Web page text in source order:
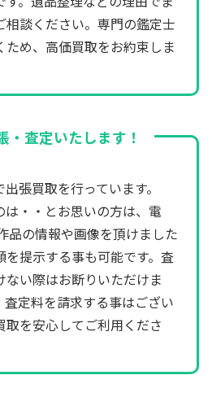
談ください。専門の鑑定士
め、高価買取をお約束しま
・査定いたします！
張買取を行っています。
は・・とお思いの方は、電
品の情報や画像を頂けました
を提示する事も可能です。査
い際はお断りいただけま
定料を請求する事はござい
取を安心してご利用くださ